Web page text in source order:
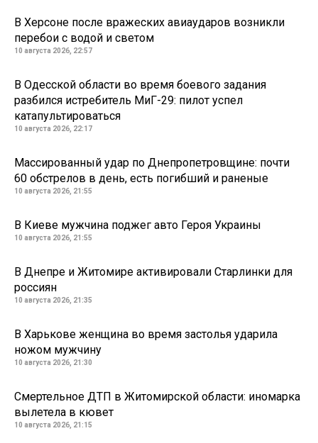
В Херсоне после вражеских авиаударов возникли
перебои с водой и светом
10 августа 2026, 22:57
В Одесской области во время боевого задания
разбился истребитель МиГ-29: пилот успел
катапультироваться
10 августа 2026, 22:17
Массированный удар по Днепропетровщине: почти
60 обстрелов в день, есть погибший и раненые
10 августа 2026, 21:55
В Киеве мужчина поджег авто Героя Украины
10 августа 2026, 21:55
В Днепре и Житомире активировали Старлинки для
россиян
10 августа 2026, 21:35
В Харькове женщина во время застолья ударила
ножом мужчину
10 августа 2026, 21:30
Смертельное ДТП в Житомирской области: иномарка
вылетела в кювет
10 августа 2026, 21:15